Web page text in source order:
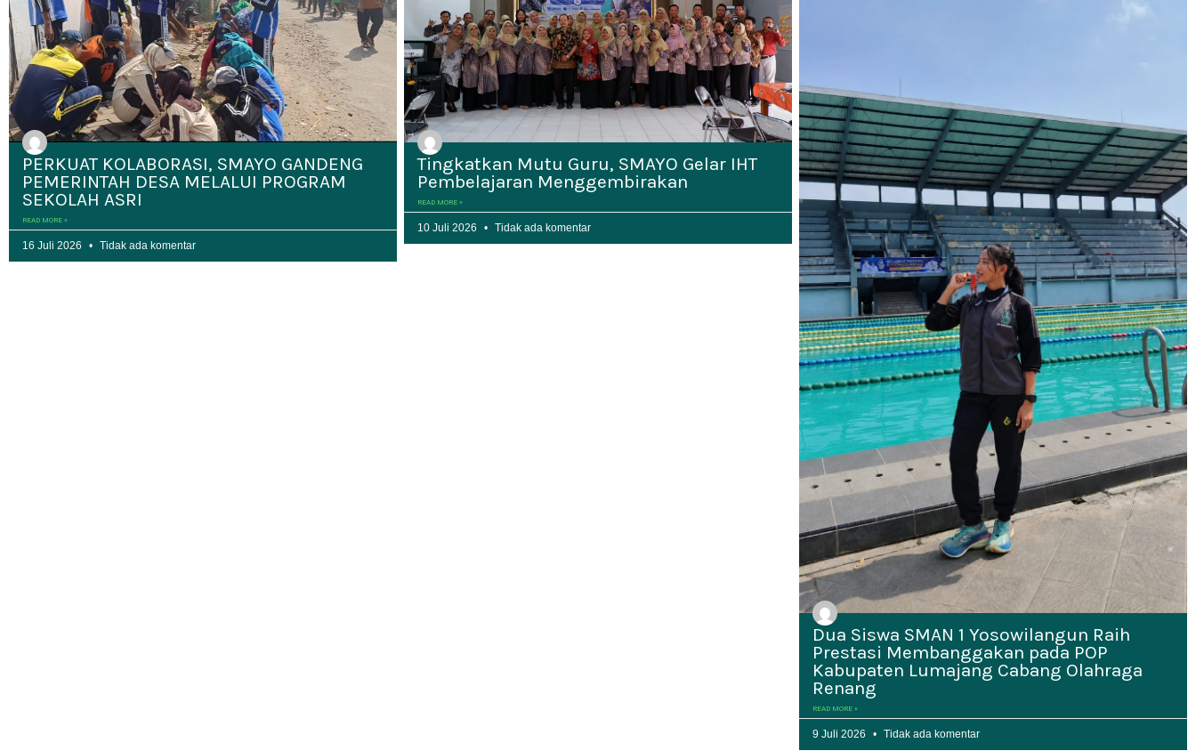
PERKUAT KOLABORASI, SMAYO GANDENG
PEMERINTAH DESA MELALUI PROGRAM
SEKOLAH ASRI
READ MORE »
16 Juli 2026 Tidak ada komentar
Tingkatkan Mutu Guru, SMAYO Gelar IHT
Pembelajaran Menggembirakan
READ MORE »
10 Juli 2026 Tidak ada komentar
Dua Siswa SMAN 1 Yosowilangun Raih
Prestasi Membanggakan pada POP
Kabupaten Lumajang Cabang Olahraga
Renang
READ MORE »
9 Juli 2026 Tidak ada komentar